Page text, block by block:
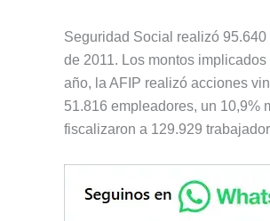
Seguridad Social realizó
de 2011. Los montos
año, la AFIP realizó acciones
51.816 empleadores, un 10,9%
fiscalizaron a 129.929